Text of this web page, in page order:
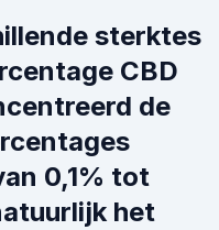
sterktes
CBD
de
0,1% tot
het